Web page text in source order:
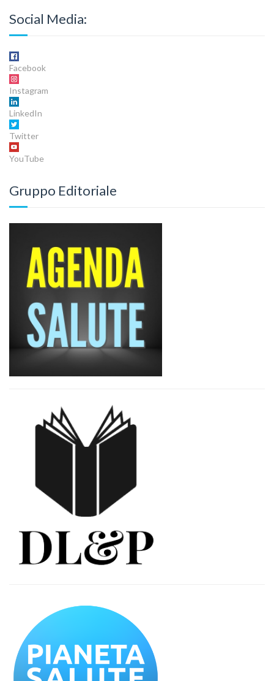
Social Media:
Facebook
Instagram
LinkedIn
Twitter
YouTube
Gruppo Editoriale